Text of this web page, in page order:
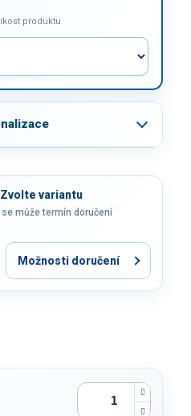
produktu
Zvolte variantu
může termín doručení
Možnosti doručení